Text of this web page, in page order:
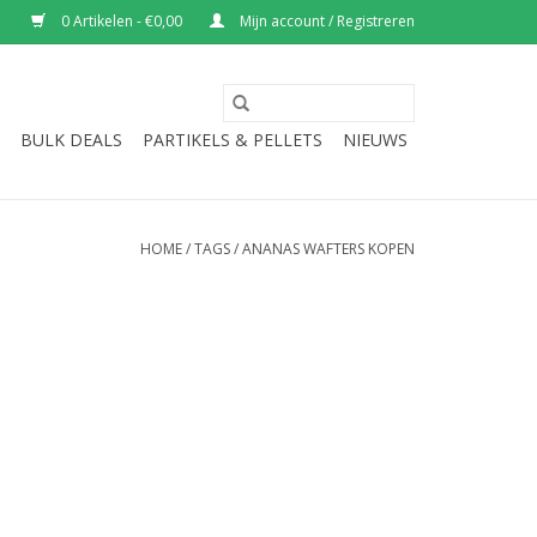
0 Artikelen - €0,00 Mijn account / Registreren
BULK DEALS PARTIKELS & PELLETS NIEUWS
HOME/TAGS/ANANAS WAFTERS KOPEN